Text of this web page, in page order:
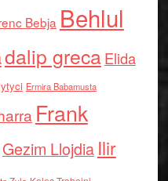
Bebja Behlul
dalip grecaElida
Ermira Babamusta
Frank
Gezim Llojdia Ilir